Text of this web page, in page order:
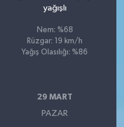
yağışlı
Nem: %68
Rüzgar: 19 km/h
Yağış Olasılığı: %86
29 MART
PAZAR